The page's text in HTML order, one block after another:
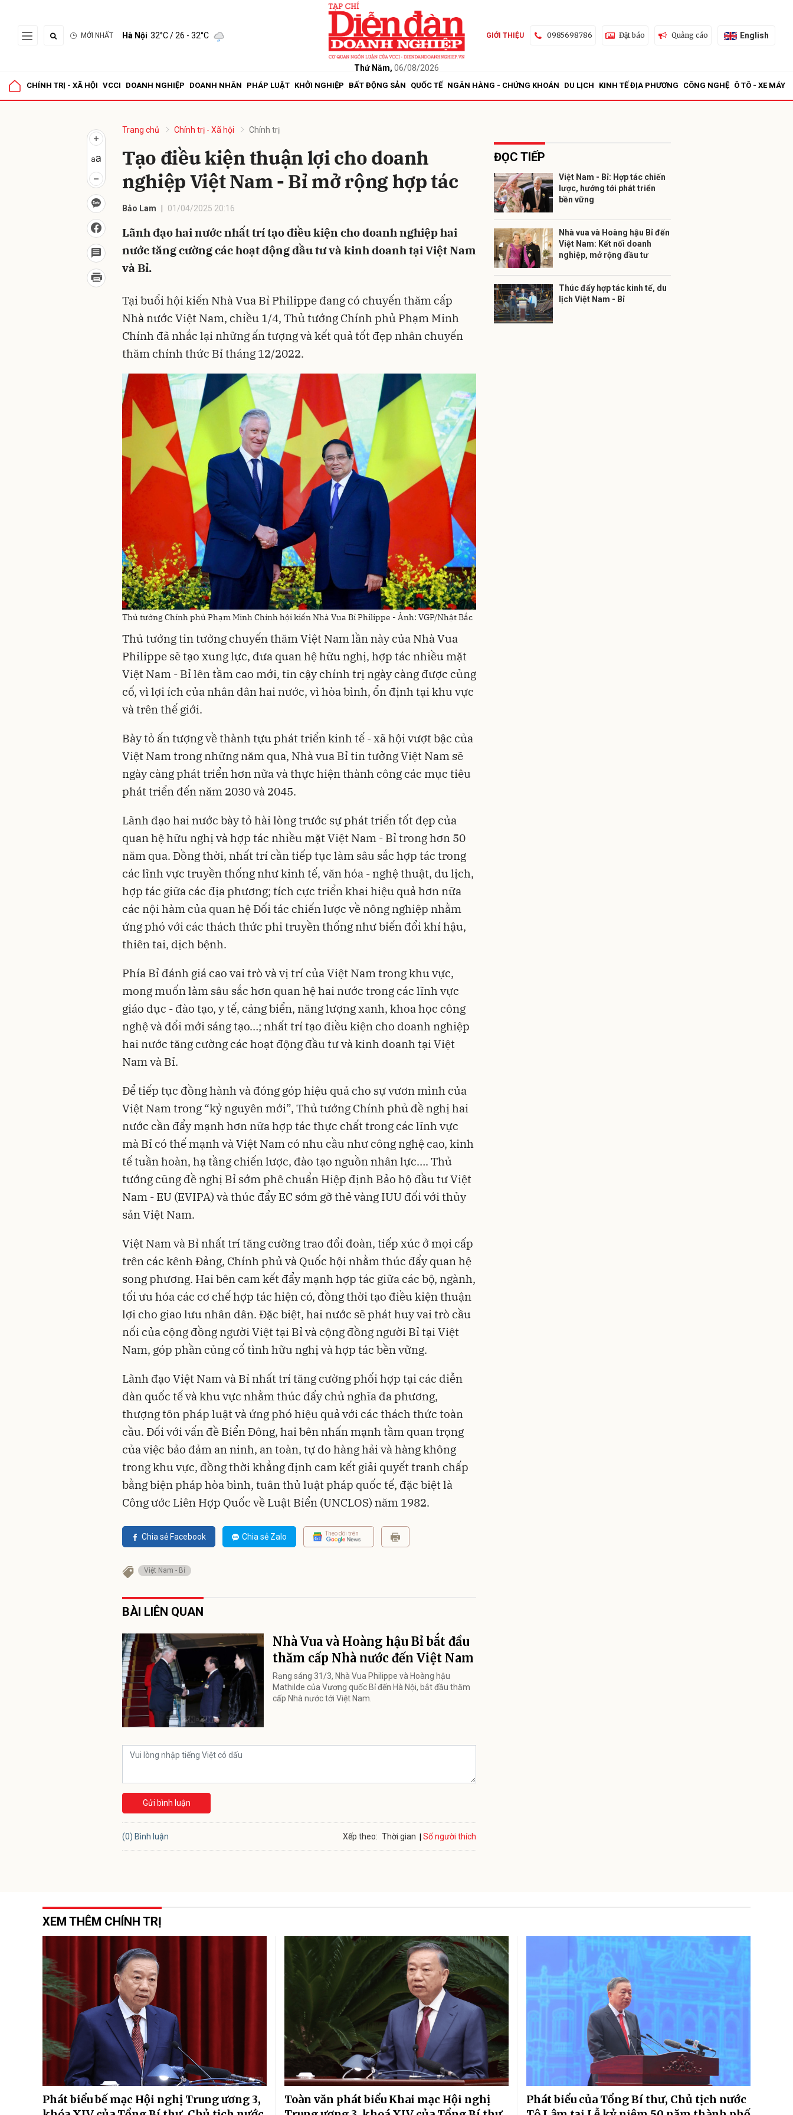
MỚI NHẤT Hà Nội 32°C/ 26 - 32°C
Thứ Năm, 06/08/2026
GIỚI THIỆU 0985698786 Đặt báo Quảng cáo English
CHÍNH TRỊ - XÃ HỘI VCCI DOANH NGHIỆP DOANH NHÂN PHÁP LUẬT KHỞI NGHIỆP BẤT ĐỘNG SẢN QUỐC TẾ NGÂN HÀNG - CHỨNG KHOÁN DU LỊCH KINH TẾ ĐỊA PHƯƠNG CÔNG NGHỆ Ô TÔ - XE MÁY
Trang chủ Chính trị - Xã hội Chính trị
Tạo điều kiện thuận lợi cho doanh
nghiệp Việt Nam - Bỉ mở rộng hợp tác
Bảo Lam 01/04/2025 20:16
Lãnh đạo hai nước nhất trí tạo điều kiện cho doanh nghiệp hai
nước tăng cường các hoạt động đầu tư và kinh doanh tại Việt Nam
và Bỉ.
Tại buổi hội kiến Nhà Vua Bỉ Philippe đang có chuyến thăm cấp
Nhà nước Việt Nam, chiều 1/4, Thủ tướng Chính phủ Phạm Minh
Chính đã nhắc lại những ấn tượng và kết quả tốt đẹp nhân chuyến
thăm chính thức Bỉ tháng 12/2022.
Thủ tướng Chính phủ Phạm Minh Chính hội kiến Nhà Vua Bỉ Philippe - Ảnh: VGP/Nhật Bắc
Thủ tướng tin tưởng chuyến thăm Việt Nam lần này của Nhà Vua
Philippe sẽ tạo xung lực, đưa quan hệ hữu nghị, hợp tác nhiều mặt
Việt Nam - Bỉ lên tầm cao mới, tin cậy chính trị ngày càng được củng
cố, vì lợi ích của nhân dân hai nước, vì hòa bình, ổn định tại khu vực
và trên thế giới.
Bày tỏ ấn tượng về thành tựu phát triển kinh tế - xã hội vượt bậc của
Việt Nam trong những năm qua, Nhà vua Bỉ tin tưởng Việt Nam sẽ
ngày càng phát triển hơn nữa và thực hiện thành công các mục tiêu
phát triển đến năm 2030 và 2045.
Lãnh đạo hai nước bày tỏ hài lòng trước sự phát triển tốt đẹp của
quan hệ hữu nghị và hợp tác nhiều mặt Việt Nam - Bỉ trong hơn 50
năm qua. Đồng thời, nhất trí cần tiếp tục làm sâu sắc hợp tác trong
các lĩnh vực truyền thống như kinh tế, văn hóa - nghệ thuật, du lịch,
hợp tác giữa các địa phương; tích cực triển khai hiệu quả hơn nữa
các nội hàm của quan hệ Đối tác chiến lược về nông nghiệp nhằm
ứng phó với các thách thức phi truyền thống như biến đổi khí hậu,
thiên tai, dịch bệnh.
Phía Bỉ đánh giá cao vai trò và vị trí của Việt Nam trong khu vực,
mong muốn làm sâu sắc hơn quan hệ hai nước trong các lĩnh vực
giáo dục - đào tạo, y tế, cảng biển, năng lượng xanh, khoa học công
nghệ và đổi mới sáng tạo…; nhất trí tạo điều kiện cho doanh nghiệp
hai nước tăng cường các hoạt động đầu tư và kinh doanh tại Việt
Nam và Bỉ.
Để tiếp tục đồng hành và đóng góp hiệu quả cho sự vươn mình của
Việt Nam trong “kỷ nguyên mới”, Thủ tướng Chính phủ đề nghị hai
nước cần đẩy mạnh hơn nữa hợp tác thực chất trong các lĩnh vực
mà Bỉ có thế mạnh và Việt Nam có nhu cầu như công nghệ cao, kinh
tế tuần hoàn, hạ tầng chiến lược, đào tạo nguồn nhân lực…. Thủ
tướng cũng đề nghị Bỉ sớm phê chuẩn Hiệp định Bảo hộ đầu tư Việt
Nam - EU (EVIPA) và thúc đẩy EC sớm gỡ thẻ vàng IUU đối với thủy
sản Việt Nam.
Việt Nam và Bỉ nhất trí tăng cường trao đổi đoàn, tiếp xúc ở mọi cấp
trên các kênh Đảng, Chính phủ và Quốc hội nhằm thúc đẩy quan hệ
song phương. Hai bên cam kết đẩy mạnh hợp tác giữa các bộ, ngành,
tối ưu hóa các cơ chế hợp tác hiện có, đồng thời tạo điều kiện thuận
lợi cho giao lưu nhân dân. Đặc biệt, hai nước sẽ phát huy vai trò cầu
nối của cộng đồng người Việt tại Bỉ và cộng đồng người Bỉ tại Việt
Nam, góp phần củng cố tình hữu nghị và hợp tác bền vững.
Lãnh đạo Việt Nam và Bỉ nhất trí tăng cường phối hợp tại các diễn
đàn quốc tế và khu vực nhằm thúc đẩy chủ nghĩa đa phương,
thượng tôn pháp luật và ứng phó hiệu quả với các thách thức toàn
cầu. Đối với vấn đề Biển Đông, hai bên nhấn mạnh tầm quan trọng
của việc bảo đảm an ninh, an toàn, tự do hàng hải và hàng không
trong khu vực, đồng thời khẳng định cam kết giải quyết tranh chấp
bằng biện pháp hòa bình, tuân thủ luật pháp quốc tế, đặc biệt là
Công ước Liên Hợp Quốc về Luật Biển (UNCLOS) năm 1982.
Chia sẻ Facebook Chia sẻ Zalo Theo dõi trên
Việt Nam - Bỉ
BÀI LIÊN QUAN
Nhà Vua và Hoàng hậu Bỉ bắt đầu
thăm cấp Nhà nước đến Việt Nam
Rạng sáng 31/3, Nhà Vua Philippe và Hoàng hậu
Mathilde của Vương quốc Bỉ đến Hà Nội, bắt đầu thăm
cấp Nhà nước tới Việt Nam.
Gửi bình luận
(0) Bình luận Xếp theo: Thời gian Số người thích
ĐỌC TIẾP
Việt Nam - Bỉ: Hợp tác chiến
lược, hướng tới phát triển
bền vững
Nhà vua và Hoàng hậu Bỉ đến
Việt Nam: Kết nối doanh
nghiệp, mở rộng đầu tư
Thúc đẩy hợp tác kinh tế, du
lịch Việt Nam - Bỉ
XEM THÊM CHÍNH TRỊ
Phát biểu bế mạc Hội nghị Trung ương 3,
Toàn văn phát biểu Khai mạc Hội nghị
Phát biểu của Tổng Bí thư, Chủ tịch nước
Gửi